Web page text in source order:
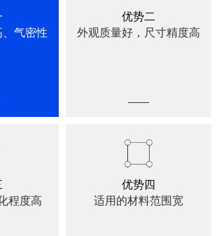
气密性
优势二
外观质量好，尺寸精度高
程度高
优势四
适用的材料范围宽